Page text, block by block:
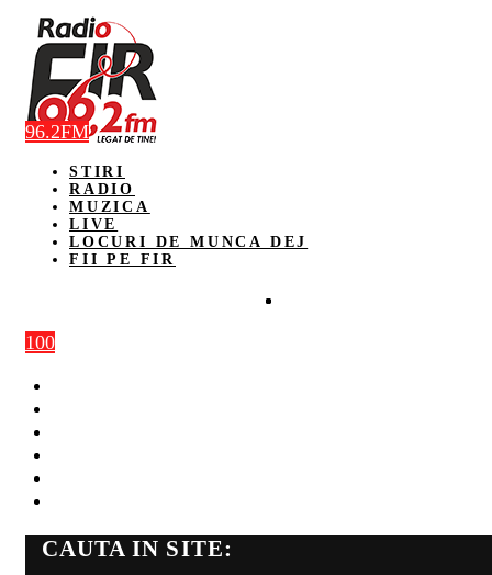
STIRI
RADIO
MUZICA
LIVE
LOCURI DE MUNCA DEJ
FII PE FIR
100
96.2FM
CAUTA IN SITE: